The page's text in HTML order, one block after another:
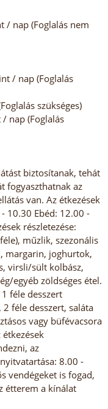
/ nap (Foglalás nem
/ nap (Foglalás
szükséges)
nap (Foglalás
biztosítanak, tehát
fogyaszthatnak az
van. Az étkezések
10.30 Ebéd: 12.00 -
részletezése:
műzlik, szezonális
margarin, joghurtok,
virsli/sült kolbász,
egyéb zöldséges étel.
féle desszert
féle desszert, saláta
vagy büfévacsora
az
8.00 -
vendégeket is fogad,
étterem a kínálat